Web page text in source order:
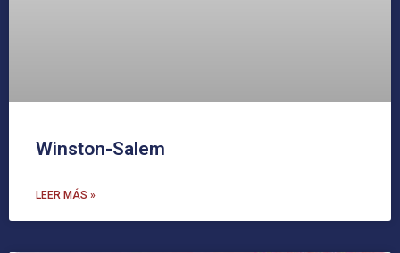
Winston-Salem
LEER MÁS »